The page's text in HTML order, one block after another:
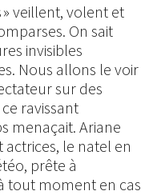
» veillent, volent et
On sait
invisibles
Nous allons le voir
sur des
ravissant
menaçait. Ariane
le natel en
prête à
tout moment en cas